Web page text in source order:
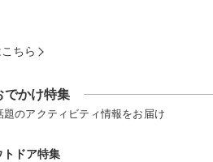
ちら
でかけ特集
のアクティビティ情報をお届け
トドア特集